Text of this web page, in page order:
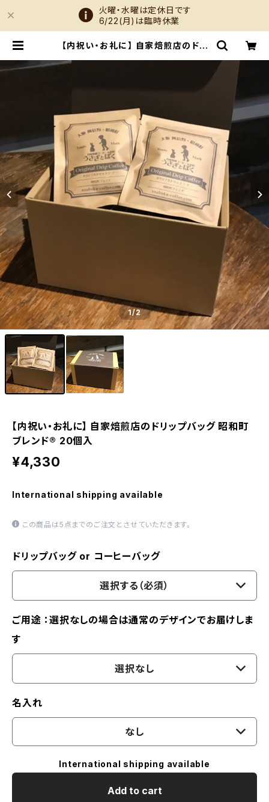
火曜・水曜は定休日です
6/22(月)は臨時休業
【内祝い・お礼に】 自家焙煎店のドリ
1/2
【内祝い・お礼に】 自家焙煎店のドリップバッグ 昭和町
ブレンド®︎ 20個入
¥4,330
International shipping available
この商品は5点までのご注文とさせていただきます。
ドリップバッグ or コーヒーバッグ
選択する（必須）
ご用途 ：選択なしの場合は通常のデザインでお届けしま
す
選択なし
名入れ
なし
International shipping available
Add to cart